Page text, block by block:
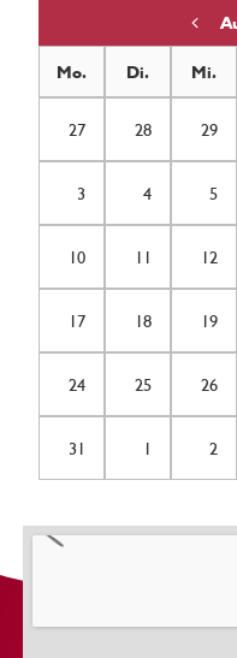
Mo. Di. Mi.
27 28 29
3 4 5
10 11 12
17 18 19
24 25 26
31 1 2